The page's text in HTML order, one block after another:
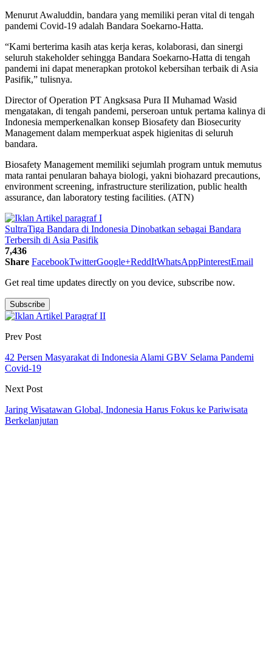
Menurut Awaluddin, bandara yang memiliki peran vital di tengah
pandemi Covid-19 adalah Bandara Soekarno-Hatta.
“Kami berterima kasih atas kerja keras, kolaborasi, dan sinergi
seluruh stakeholder sehingga Bandara Soekarno-Hatta di tengah
pandemi ini dapat menerapkan protokol kebersihan terbaik di Asia
Pasifik,” tulisnya.
Director of Operation PT Angksasa Pura II Muhamad Wasid
mengatakan, di tengah pandemi, perseroan untuk pertama kalinya di
Indonesia memperkenalkan konsep Biosafety dan Biosecurity
Management dalam memperkuat aspek higienitas di seluruh
bandara.
Biosafety Management memiliki sejumlah program untuk memutus
mata rantai penularan bahaya biologi, yakni biohazard precautions,
environment screening, infrastructure sterilization, public health
assurance, dan laboratory testing facilities. (ATN)
SultraTiga Bandara di Indonesia Dinobatkan sebagai Bandara
Terbersih di Asia Pasifik
7,436
Share FacebookTwitterGoogle+ReddItWhatsAppPinterestEmail
Get real time updates directly on you device, subscribe now.
Subscribe
Prev Post
42 Persen Masyarakat di Indonesia Alami GBV Selama Pandemi
Covid-19
Next Post
Jaring Wisatawan Global, Indonesia Harus Fokus ke Pariwisata
Berkelanjutan